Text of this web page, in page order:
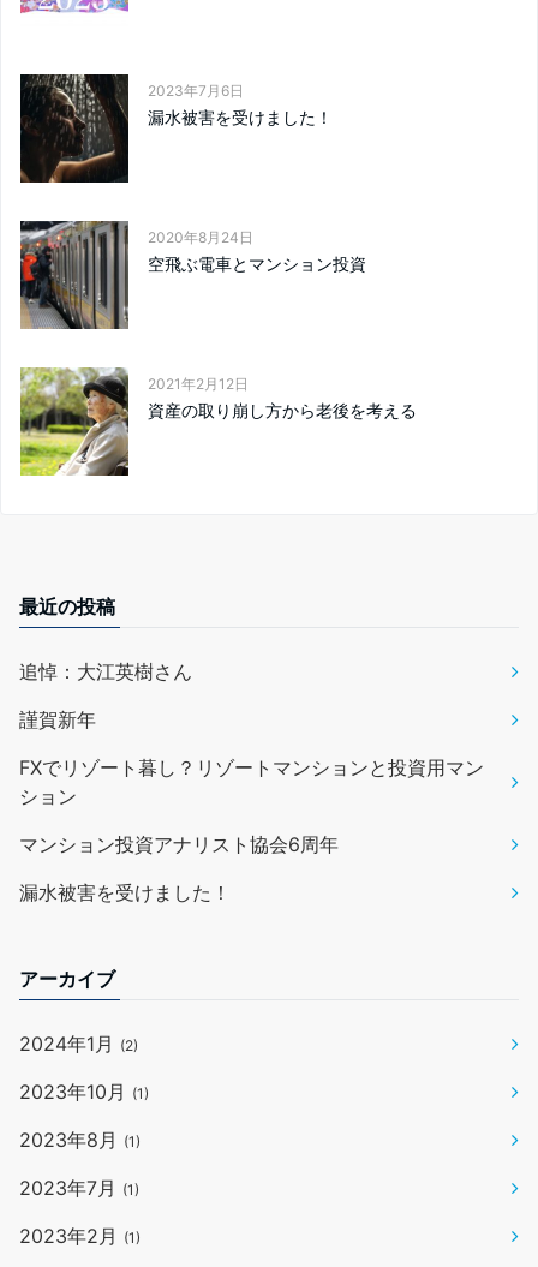
2023年7月6日
漏水被害を受けました！
2020年8月24日
空飛ぶ電車とマンション投資
2021年2月12日
資産の取り崩し方から老後を考える
最近の投稿
追悼：大江英樹さん
謹賀新年
FXでリゾート暮し？リゾートマンションと投資用マン
ション
マンション投資アナリスト協会6周年
漏水被害を受けました！
アーカイブ
2024年1月 (2)
2023年10月 (1)
2023年8月 (1)
2023年7月 (1)
2023年2月 (1)